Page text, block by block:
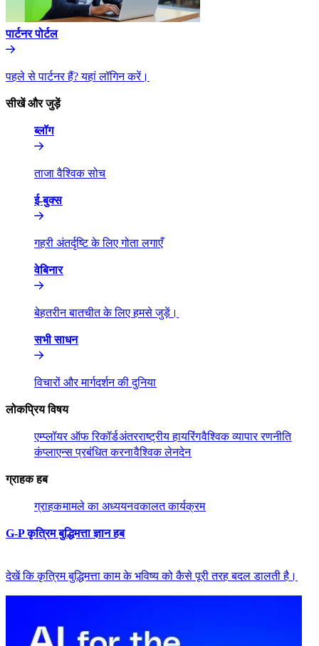
पार्टनर पोर्टल​​
पहले से पार्टनर हैं? यहां लॉगिन करें।​​
सीखें और जुड़ें​​
ब्लॉग​​
ताजा वैश्विक सोच​​
ई-बुक्स​​
गहरी अंतर्दृष्टि के लिए गोता लगाएँ​​
वेबिनार​​
बेहतरीन बातचीत के लिए हमसे जुड़ें।​​
सभी साधन​​
विचारों और मार्गदर्शन की दुनिया​​
लोकप्रिय विषय​​
एम्प्लॉयर ऑफ रिकॉर्ड​​अंतरराष्ट्रीय हायरिंग​​वैश्विक व्यापार रणनीति​​
कंप्लाएन्स प्रबंधित करना​​वैश्विक लेनदेन​​
ग्राहक हब​​
ग्राहक​​मामले का अध्ययन​​वकालत कार्यक्रम​​
G-P कृत्रिम बुद्धिमत्ता ज्ञान हब​​
देखें कि कृत्रिम बुद्धिमत्ता काम के भविष्य को कैसे पूरी तरह बदल डालती है।​​